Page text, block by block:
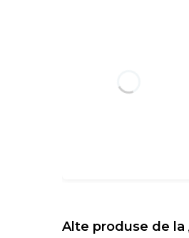
Alte produse de la